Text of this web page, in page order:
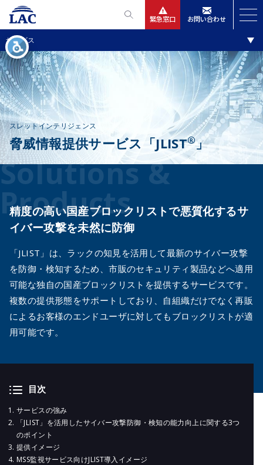
緊急窓口 お問い合わせ
サービス
ニュースリリース
IR情報
採用
メールマガ
公式SNS
ソリューション・製品
スレットインテリジェンス
脅威情報提供サービス「JLIST®」
Solutions &
Products
精度の高い国産ブロックリストで悪質化するサ
イバー攻撃を未然に防御
「JLIST」は、ラックの知見を活用して最新のサイバー攻撃
を防御・検知するため、市販のセキュリティ製品などへ適用
可能な独自の国産ブロックリストを提供するサービスです。
複数の提供形態をサポートしており、自組織だけでなく再販
によるお客様のエンドユーザに対してもブロックリストが適
用可能です。
目次
サービスの強み
「JLIST」を活用したサイバー攻撃防御・検知の能力向上に関する3つ
のポイント
提供イメージ
MSS監視サービス向けJLIST導入イメージ